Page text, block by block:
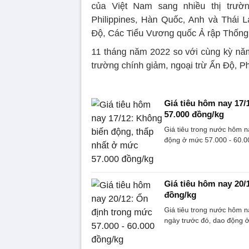
của Việt Nam sang nhiều thị
Philippines, Hàn Quốc, Anh và Thái
Độ, Các Tiểu Vương quốc Ả rập
11 tháng năm 2022 so với cùng kỳ
trường chính giảm, ngoại trừ Ấn Độ,
Giá tiêu hôm nay
57.000 đồng/kg
Giá tiêu trong nước hôm
động ở mức 57.000 -
Giá tiêu hôm nay
đồng/kg
Giá tiêu trong nước hôm
ngày trước đó, dao động